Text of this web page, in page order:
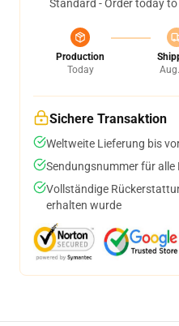
Standard - Order today
Production
Today
Sichere Transaktion
Weltweite Lieferung bis
Sendungsnummer für alle
Vollständige
erhalten wurde